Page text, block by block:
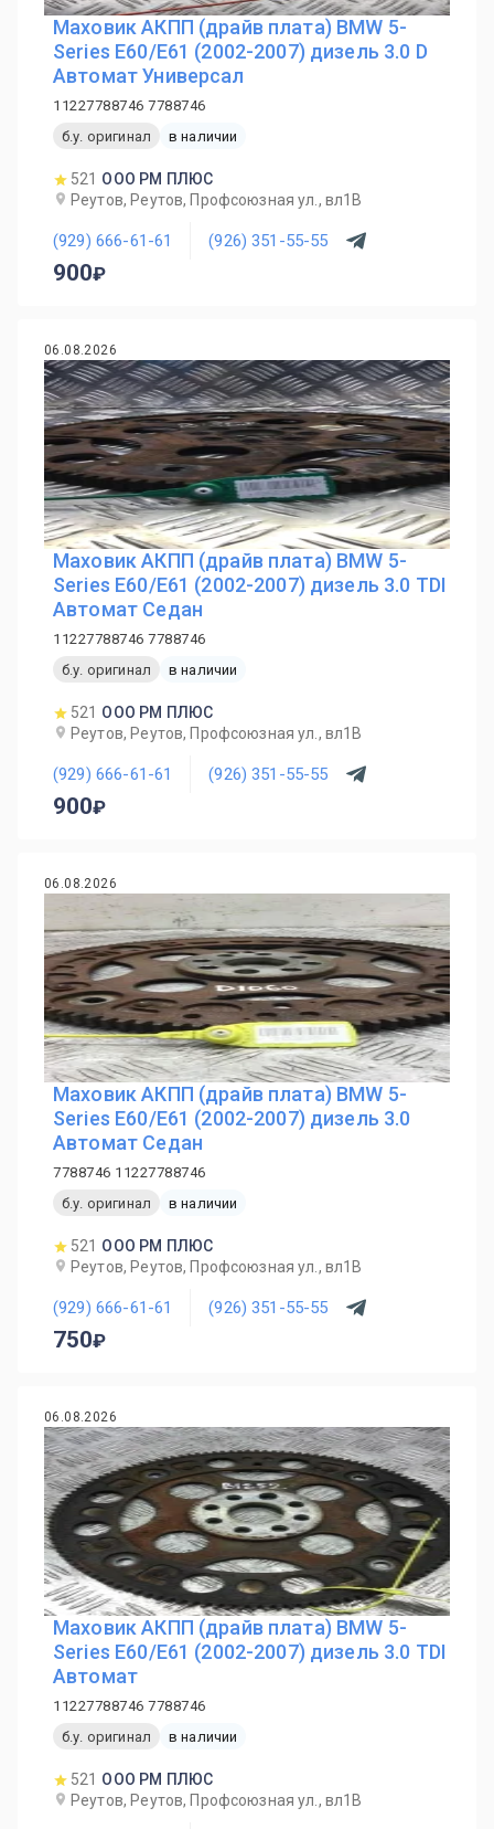
Маховик АКПП (драйв плата) BMW 5-
Series E60/E61 (2002-2007) дизель 3.0 D
Автомат Универсал
11227788746 7788746
б.у. оригинал
в наличии
521 ООО РМ ПЛЮС
Реутов, Реутов, Профсоюзная ул., вл1В
(929) 666-61-61 (926) 351-55-55
900
06.08.2026
Маховик АКПП (драйв плата) BMW 5-
Series E60/E61 (2002-2007) дизель 3.0 TDI
Автомат Седан
11227788746 7788746
б.у. оригинал
в наличии
521 ООО РМ ПЛЮС
Реутов, Реутов, Профсоюзная ул., вл1В
(929) 666-61-61 (926) 351-55-55
900
06.08.2026
Маховик АКПП (драйв плата) BMW 5-
Series E60/E61 (2002-2007) дизель 3.0
Автомат Седан
7788746 11227788746
б.у. оригинал
в наличии
521 ООО РМ ПЛЮС
Реутов, Реутов, Профсоюзная ул., вл1В
(929) 666-61-61 (926) 351-55-55
750
06.08.2026
Маховик АКПП (драйв плата) BMW 5-
Series E60/E61 (2002-2007) дизель 3.0 TDI
Автомат
11227788746 7788746
б.у. оригинал
в наличии
521 ООО РМ ПЛЮС
Реутов, Реутов, Профсоюзная ул., вл1В